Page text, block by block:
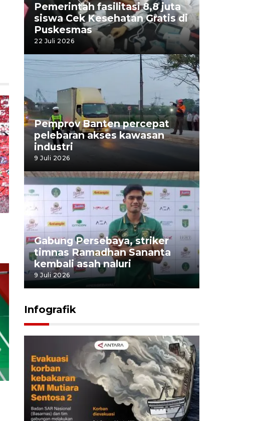
Pemerintah fasilitasi 8,8 juta
siswa Cek Kesehatan Gratis di
Puskesmas
22 Juli 2026
Pemprov Banten percepat
pelebaran akses kawasan
industri
9 Juli 2026
Gabung Persebaya, striker
timnas Ramadhan Sananta
kembali asah naluri
9 Juli 2026
Infografik